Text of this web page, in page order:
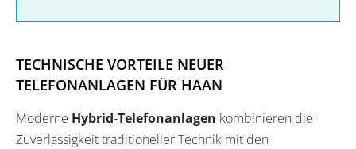
TECHNISCHE VORTEILE NEUER
TELEFONANLAGEN FÜR HAAN
Moderne Hybrid-Telefonanlagen kombinieren die
Zuverlässigkeit traditioneller Technik mit den